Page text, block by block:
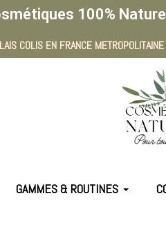
100%
COLIS EN FRANCE
GAMMES & ROUTINES